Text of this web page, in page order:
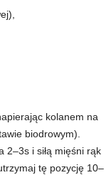
kolanem na
biodrowym).
2–3s i siłą mięśni rąk
tę pozycję 10–